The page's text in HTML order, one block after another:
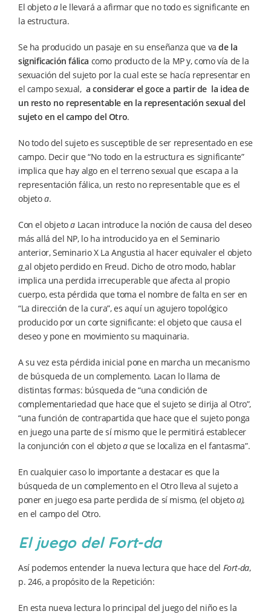
El objetoa le llevará a afirmar que no todo es significante en
la estructura.
Se ha producido un pasaje en su enseñanza que vade la
significación fálica como producto de la MP y, como vía de la
sexuación del sujeto por la cual este se hacía representar en
el campo sexual, a considerar el goce a partir de la idea de
un resto no representable en la representación sexual del
sujeto en el campo del Otro.
No todo del sujeto es susceptible de ser representado en ese
campo. Decir que “No todo en la estructura es significante”
implica que hay algo en el terreno sexual que escapa a la
representación fálica, un resto no representable que es el
objetoa.
Con el objetoa Lacan introduce la noción de causa del deseo
más allá del NP, lo ha introducido ya en el Seminario
anterior, Seminario X La Angustia al hacer equivaler el objeto
aal objeto perdido en Freud. Dicho de otro modo, hablar
implica una perdida irrecuperable que afecta al propio
cuerpo, esta pérdida que toma el nombre de falta en ser en
“La dirección de la cura”, es aquí un agujero topológico
producido por un corte significante: el objeto que causa el
deseo y pone en movimiento su maquinaria.
A su vez esta pérdida inicial pone en marcha un mecanismo
de búsqueda de un complemento. Lacan lo llama de
distintas formas: búsqueda de “una condición de
complementariedad que hace que el sujeto se dirija al Otro”,
“una función de contrapartida que hace que el sujeto ponga
en juego una parte de sí mismo que le permitirá establecer
la conjunción con el objetoaque se localiza en el fantasma”.
En cualquier caso lo importante a destacar es que la
búsqueda de un complemento en el Otro lleva al sujeto a
poner en juego esa parte perdida de sí mismo, (el objetoa),
en el campo del Otro.
El juego del Fort-da
Así podemos entender la nueva lectura que hace del Fort-da,
p. 246, a propósito de la Repetición:
En esta nueva lectura lo principal del juego del niño es la